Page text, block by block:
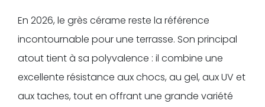
En 2026, le grès cérame reste la référence
incontournable pour une terrasse. Son principal
atout tient à sa polyvalence : il combine une
excellente résistance aux chocs, au gel, aux UV et
aux taches, tout en offrant une grande variété